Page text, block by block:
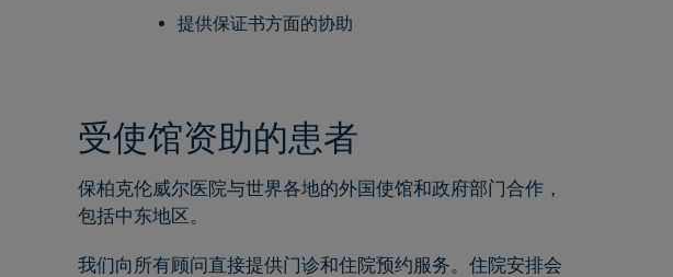
提供保证书方面的协助
受使馆资助的患者
保柏克伦威尔医院与世界各地的外国使馆和政府部门合作，
包括中东地区。
我们向所有顾问直接提供门诊和住院预约服务。住院安排会